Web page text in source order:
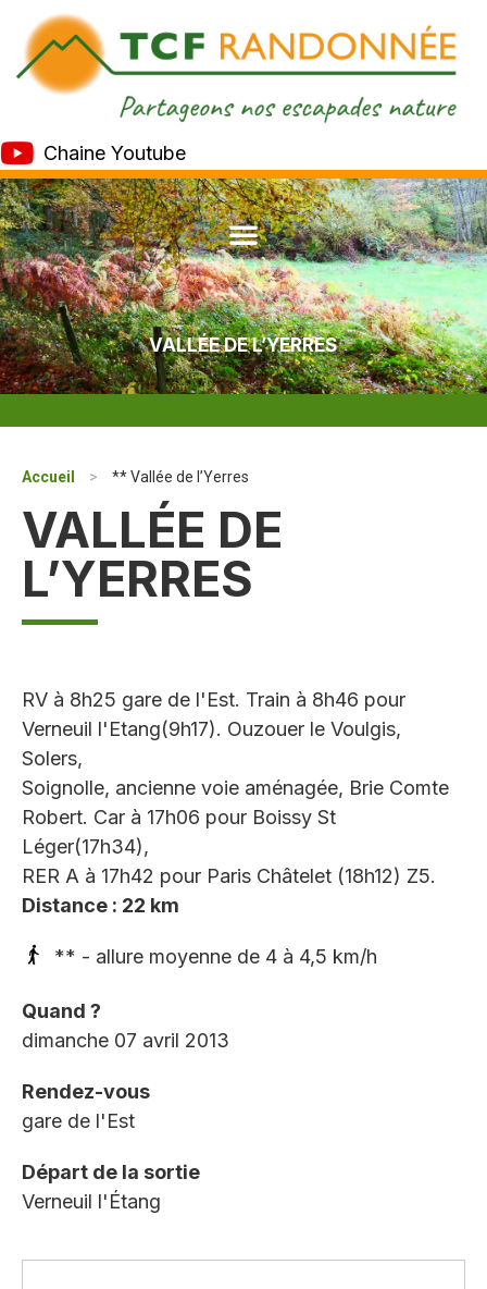
Chaine Youtube
VALLÉE DE L’YERRES
Accueil > ** Vallée de l’Yerres
VALLÉE DE
L’YERRES
RV à 8h25 gare de l'Est. Train à 8h46 pour
Verneuil l'Etang(9h17). Ouzouer le Voulgis,
Solers,
Soignolle, ancienne voie aménagée, Brie Comte
Robert. Car à 17h06 pour Boissy St
Léger(17h34),
RER A à 17h42 pour Paris Châtelet (18h12) Z5.
Distance : 22 km
** - allure moyenne de 4 à 4,5 km/h
Quand ?
dimanche 07 avril 2013
Rendez-vous
gare de l'Est
Départ de la sortie
Verneuil l'Étang